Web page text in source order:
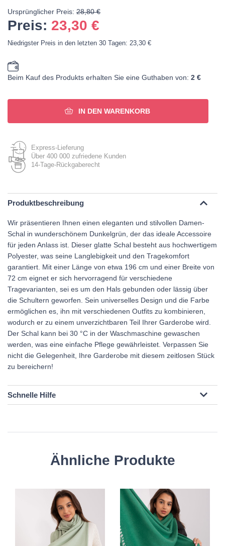
Ursprünglicher Preis: 28,80 €
Preis: 23,30 €
Niedrigster Preis in den letzten 30 Tagen: 23,30 €
Beim Kauf des Produkts erhalten Sie eine Guthaben von: 2 €
IN DEN WARENKORB
Express-Lieferung
Über 400 000 zufriedene Kunden
14-Tage-Rückgaberecht
Produktbeschreibung
Wir präsentieren Ihnen einen eleganten und stilvollen Damen-
Schal in wunderschönem Dunkelgrün, der das ideale Accessoire
für jeden Anlass ist. Dieser glatte Schal besteht aus hochwertigem
Polyester, was seine Langlebigkeit und den Tragekomfort
garantiert. Mit einer Länge von etwa 196 cm und einer Breite von
72 cm eignet er sich hervorragend für verschiedene
Tragevarianten, sei es um den Hals gebunden oder lässig über
die Schultern geworfen. Sein universelles Design und die Farbe
ermöglichen es, ihn mit verschiedenen Outfits zu kombinieren,
wodurch er zu einem unverzichtbaren Teil Ihrer Garderobe wird.
Der Schal kann bei 30 °C in der Waschmaschine gewaschen
werden, was eine einfache Pflege gewährleistet. Verpassen Sie
nicht die Gelegenheit, Ihre Garderobe mit diesem zeitlosen Stück
zu bereichern!
Schnelle Hilfe
Ähnliche Produkte